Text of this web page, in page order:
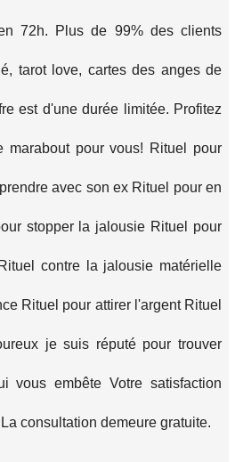
72h. Plus de 99% des clients
tarot love, cartes des anges de
est d'une durée limitée. Profitez
marabout pour vous! Rituel pour
avec son ex Rituel pour en
stopper la jalousie Rituel pour
contre la jalousie matérielle
Rituel pour attirer l'argent Rituel
je suis réputé pour trouver
vous embête Votre satisfaction
consultation demeure gratuite.